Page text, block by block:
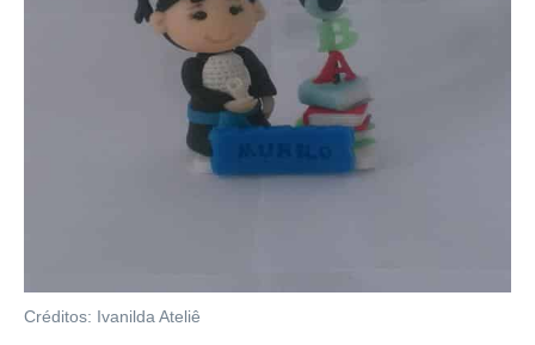
Créditos: Ivanilda Ateliê